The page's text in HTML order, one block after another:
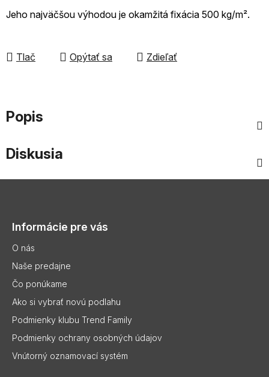
Jeho najväčšou výhodou je okamžitá fixácia 500 kg/m².
Tlač Opýtať sa Zdieľať
Popis
Diskusia
Informácie pre vás
O nás
Naše predajne
Čo ponúkame
Ako si vybrať novú podlahu
Podmienky klubu Trend Family
Podmienky ochrany osobných údajov
Vnútorný oznamovací systém